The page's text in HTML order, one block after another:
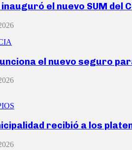
el nuevo SUM
el nuevo seguro
recibió a los